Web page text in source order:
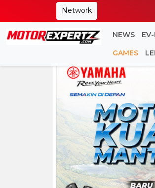
Network
NEWS
GAMES